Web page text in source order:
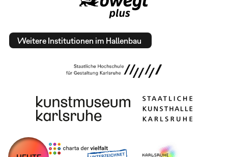
Weitere Institutionen im Hallenbau